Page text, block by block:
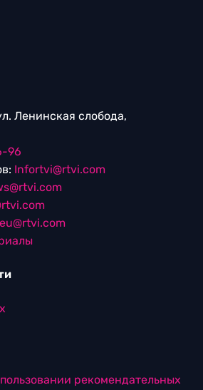
Ленинская слобода,
96
Infortvi@rtvi.com
рекомендательных